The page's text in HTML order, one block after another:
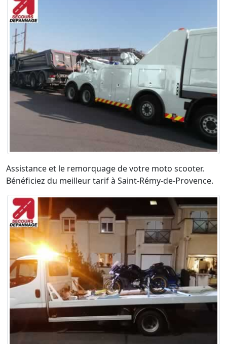
Assistance et le remorquage de votre moto scooter.
Bénéficiez du meilleur tarif à Saint-Rémy-de-Provence.